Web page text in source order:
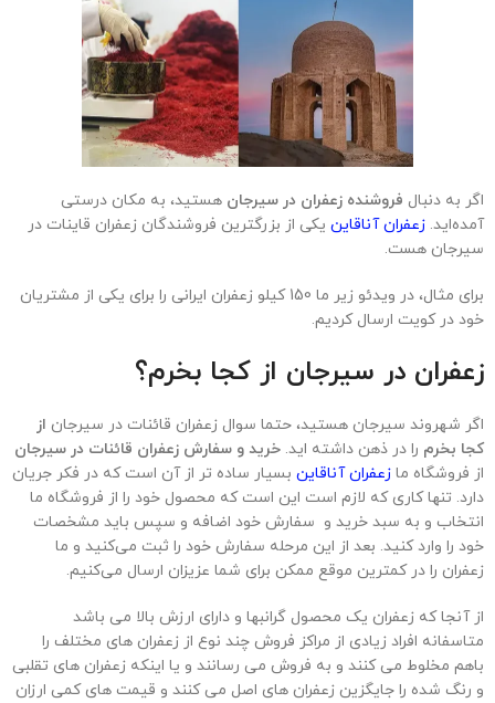
اگر به دنبال فروشنده زعفران در سیرجان هستید، به مکان درستی
آمده‌اید. زعفران آناقاین یکی از بزرگترین فروشندگان زعفران قاینات در
سیرجان هست.
برای مثال، در ویدئو زیر ما 150 کیلو زعفران ایرانی را برای یکی از مشتریان
خود در کویت ارسال کردیم.
زعفران در سیرجان از کجا بخرم؟
اگر شهروند سیرجان هستید، حتما سوال زعفران قائنات در سیرجان از
کجا بخرم را در ذهن داشته اید. خرید و سفارش زعفران قائنات در سیرجان
از فروشگاه ما زعفران آناقاین بسیار ساده تر از آن است که در فکر جریان
دارد. تنها کاری که لازم است این است که محصول خود را از فروشگاه ما
انتخاب و به سبد خرید و سفارش خود اضافه و سپس باید مشخصات
خود را وارد کنید. بعد از این مرحله سفارش خود را ثبت می‌کنید و ما
زعفران را در کمترین موقع ممکن برای شما عزیزان ارسال می‌کنیم.
از آنجا که زعفران یک محصول گرانبها و دارای ارزش بالا می باشد
متاسفانه افراد زیادی از مراکز فروش چند نوع از زعفران های مختلف را
باهم مخلوط می کنند و به فروش می رسانند و یا اینکه زعفران های تقلبی
و رنگ شده را جایگزین زعفران های اصل می کنند و قیمت های کمی ارزان